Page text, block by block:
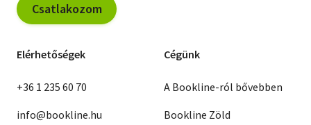
Csatlakozom
Elérhetőségek
+36 1 235 60 70
info@bookline.hu
Cégünk
A Bookline-ról bővebben
Bookline Zöld